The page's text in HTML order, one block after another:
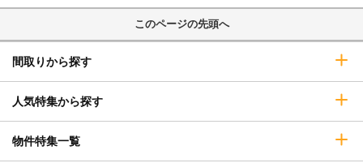
このページの先頭へ
間取りから探す
人気特集から探す
物件特集一覧